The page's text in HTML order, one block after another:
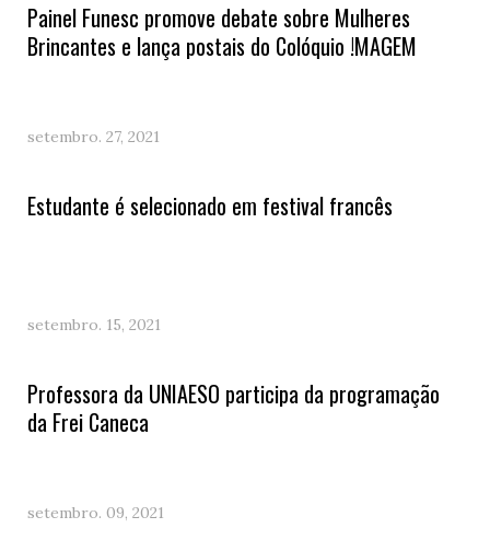
Painel Funesc promove debate sobre Mulheres
Brincantes e lança postais do Colóquio !MAGEM
setembro. 27, 2021
Estudante é selecionado em festival francês
setembro. 15, 2021
Professora da UNIAESO participa da programação
da Frei Caneca
setembro. 09, 2021